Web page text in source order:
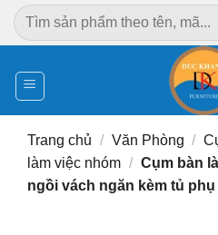
Chuyển
đến
dung
Tìm
kiếm:
Trang chủ / Văn Phòng /
làm việc nhóm / Cụm bàn
ngồi vách ngăn kèm tủ